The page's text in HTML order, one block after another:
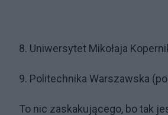
8. Uniwersytet Mikołaja
9. Politechnika Warszawska
To nic zaskakującego, bo tak